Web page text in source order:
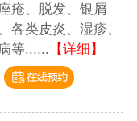
疮、脱发、银屑
各类皮炎、湿疹、
等...... 【详细】